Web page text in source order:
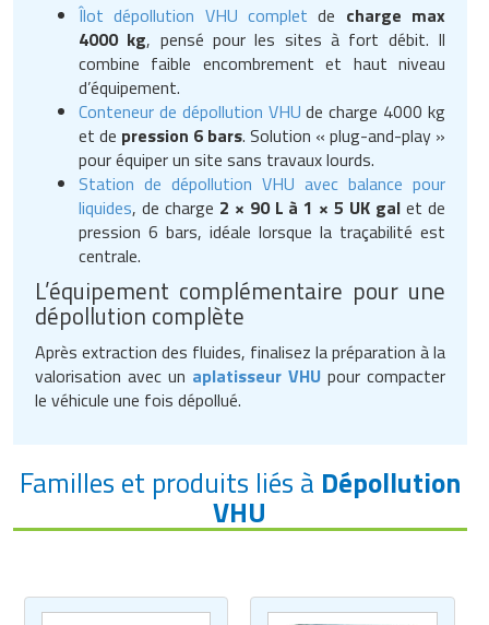
Îlot dépollution VHU complet de charge max
4000 kg, pensé pour les sites à fort débit. Il
combine faible encombrement et haut niveau
d’équipement.
Conteneur de dépollution VHU de charge 4000 kg
et de pression 6 bars. Solution « plug-and-play »
pour équiper un site sans travaux lourds.
Station de dépollution VHU avec balance pour
liquides, de charge 2 × 90 L à 1 × 5 UK gal et de
pression 6 bars, idéale lorsque la traçabilité est
centrale.
L’équipement complémentaire pour une
dépollution complète
Après extraction des fluides, finalisez la préparation à la
valorisation avec un aplatisseur VHU pour compacter
le véhicule une fois dépollué.
Familles et produits liés à Dépollution
VHU